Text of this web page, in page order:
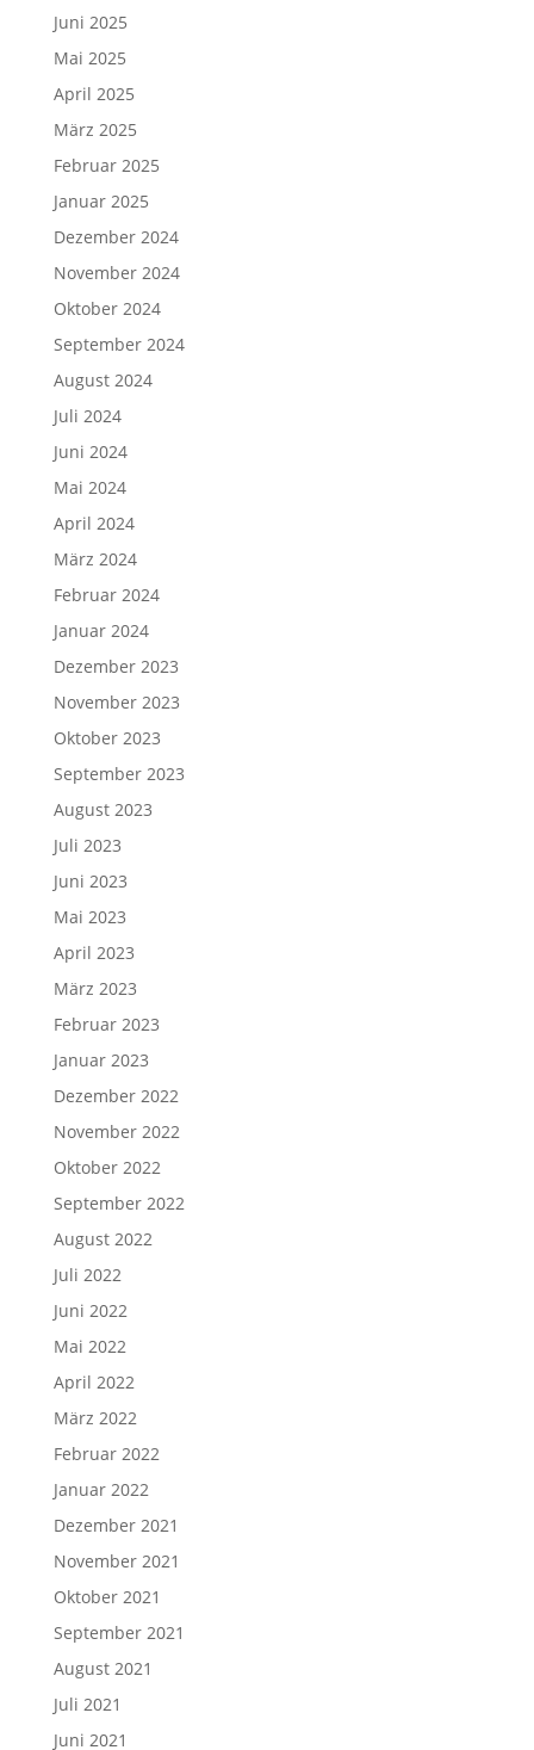
Juni 2025
Mai 2025
April 2025
März 2025
Februar 2025
Januar 2025
Dezember 2024
November 2024
Oktober 2024
September 2024
August 2024
Juli 2024
Juni 2024
Mai 2024
April 2024
März 2024
Februar 2024
Januar 2024
Dezember 2023
November 2023
Oktober 2023
September 2023
August 2023
Juli 2023
Juni 2023
Mai 2023
April 2023
März 2023
Februar 2023
Januar 2023
Dezember 2022
November 2022
Oktober 2022
September 2022
August 2022
Juli 2022
Juni 2022
Mai 2022
April 2022
März 2022
Februar 2022
Januar 2022
Dezember 2021
November 2021
Oktober 2021
September 2021
August 2021
Juli 2021
Juni 2021